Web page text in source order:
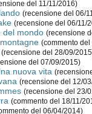
del 11/11/2016)
(recensione del 06/
(recensione del 06/11/
del mondo (recensione
(commento
(recensione del 28/09/
del 07/09/2015)
nuova vita
(recensione del 12/
(recensione del 23/
(commento del 18/11/
del 06/04/2014)